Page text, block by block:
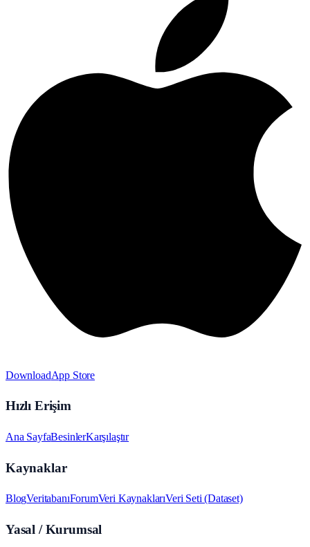
DownloadApp Store
Hızlı Erişim
Ana SayfaBesinlerKarşılaştır
Kaynaklar
BlogVeritabanıForumVeri KaynaklarıVeri Seti (Dataset)
Yasal / Kurumsal